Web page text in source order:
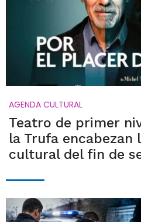
AGENDA CULTURAL
Teatro de primer
la Trufa encabezan
cultural del fin de